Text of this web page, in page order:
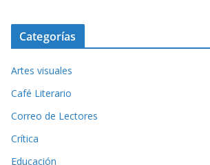
Categorías
Artes visuales
Café Literario
Correo de Lectores
Crítica
Educación